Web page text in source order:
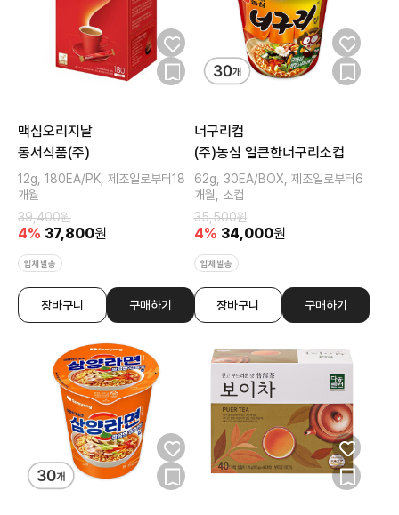
맥심오리지날
동서식품(주)
12g, 180EA/PK, 제조일로부터18
개월
39,400원
4% 37,800원
업체발송
장바구니 구매하기
너구리컵
(주)농심 얼큰한너구리소컵
62g, 30EA/BOX, 제조일로부터6
개월, 소컵
35,500원
4% 34,000원
업체발송
장바구니 구매하기